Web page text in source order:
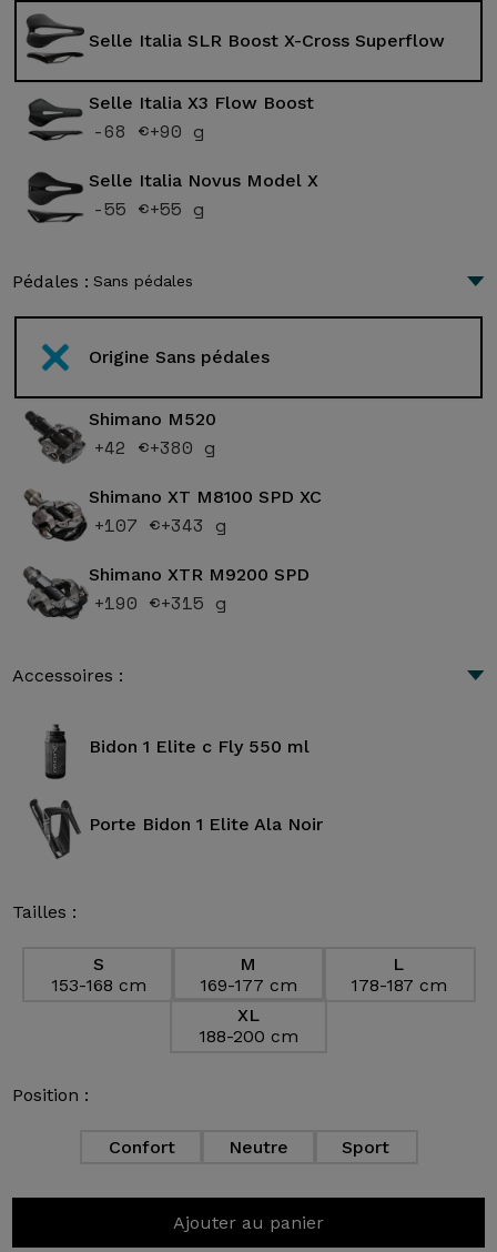
Selle Italia SLR Boost X-Cross Superflow
Selle Italia X3 Flow Boost
-68 €+90 g
Selle Italia Novus Model X
-55 €+55 g
Pédales : Sans pédales
Origine Sans pédales
Shimano M520
+42 €+380 g
Shimano XT M8100 SPD XC
+107 €+343 g
Shimano XTR M9200 SPD
+190 €+315 g
Accessoires :
Bidon 1 Elite c Fly 550 ml
Porte Bidon 1 Elite Ala Noir
Tailles :
S
153-168 cm
M
169-177 cm
L
178-187 cm
XL
188-200 cm
Position :
Confort Neutre Sport
Ajouter au panier